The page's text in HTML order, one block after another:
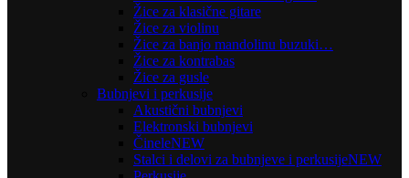
Žice za klasične gitare
Žice za violinu
Žice za banjo mandolinu buzuki…
Žice za kontrabas
Žice za gusle
Bubnjevi i perkusije
Akustični bubnjevi
Elektronski bubnjevi
ČineleNEW
Stalci i delovi za bubnjeve i perkusijeNEW